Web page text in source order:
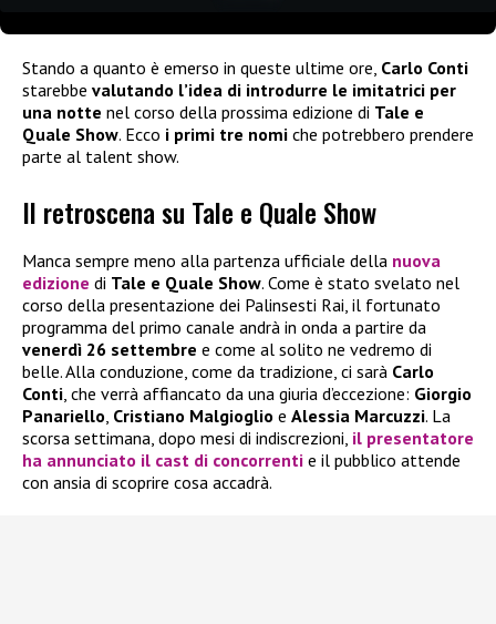
Stando a quanto è emerso in queste ultime ore, Carlo Conti
starebbe valutando l’idea di introdurre le imitatrici per
una notte nel corso della prossima edizione di Tale e
Quale Show. Ecco i primi tre nomi che potrebbero prendere
parte al talent show.
Il retroscena su Tale e Quale Show
Manca sempre meno alla partenza ufficiale della nuova
edizione di Tale e Quale Show. Come è stato svelato nel
corso della presentazione dei Palinsesti Rai, il fortunato
programma del primo canale andrà in onda a partire da
venerdì 26 settembre e come al solito ne vedremo di
belle. Alla conduzione, come da tradizione, ci sarà Carlo
Conti, che verrà affiancato da una giuria d’eccezione: Giorgio
Panariello, Cristiano Malgioglio e Alessia Marcuzzi. La
scorsa settimana, dopo mesi di indiscrezioni, il presentatore
ha annunciato il cast di concorrenti e il pubblico attende
con ansia di scoprire cosa accadrà.